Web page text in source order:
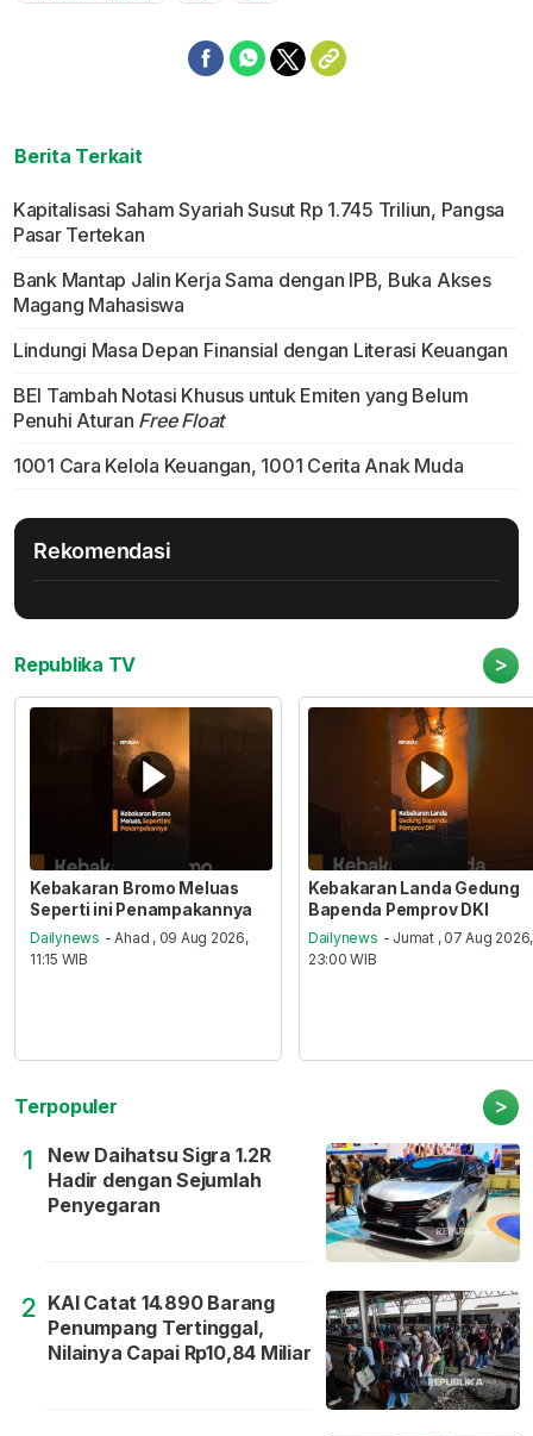
Berita Terkait
Kapitalisasi Saham Syariah Susut Rp 1.745 Triliun, Pangsa
Pasar Tertekan
Bank Mantap Jalin Kerja Sama dengan IPB, Buka Akses
Magang Mahasiswa
Lindungi Masa Depan Finansial dengan Literasi Keuangan
BEI Tambah Notasi Khusus untuk Emiten yang Belum
Penuhi Aturan Free Float
1001 Cara Kelola Keuangan, 1001 Cerita Anak Muda
Rekomendasi
Republika TV >
Kebakaran Bromo Meluas
Seperti ini Penampakannya
Dailynews - Ahad , 09 Aug 2026,
11:15 WIB
Kebakaran Landa Gedung
Bapenda Pemprov DKI
Dailynews - Jumat , 07 Aug 2026,
23:00 WIB
Terpopuler >
1
New Daihatsu Sigra 1.2R
Hadir dengan Sejumlah
Penyegaran
2 KAI Catat 14.890 Barang
Penumpang Tertinggal,
Nilainya Capai Rp10,84 Miliar